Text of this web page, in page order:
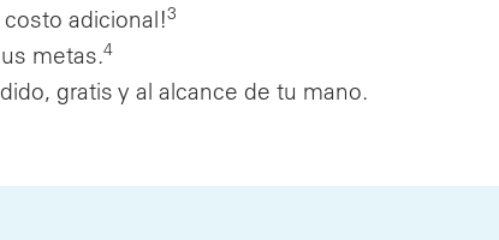
adicional!3
metas.4
gratis y al alcance de tu mano.